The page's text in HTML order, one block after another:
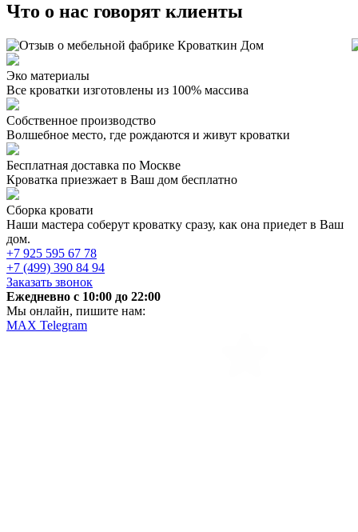
Что о нас говорят клиенты
Эко материалы
Все кроватки изготовлены из 100% массива
Собственное производство
Волшебное место, где рождаются и живут кроватки
Бесплатная доставка по Москве
Кроватка приезжает в Ваш дом бесплатно
Сборка кровати
Наши мастера соберут кроватку сразу, как она приедет в Ваш
дом.
+7 925 595 67 78
+7 (499) 390 84 94
Заказать звонок
Ежедневно c 10:00 до 22:00
Мы онлайн, пишите нам:
MAX Telegram